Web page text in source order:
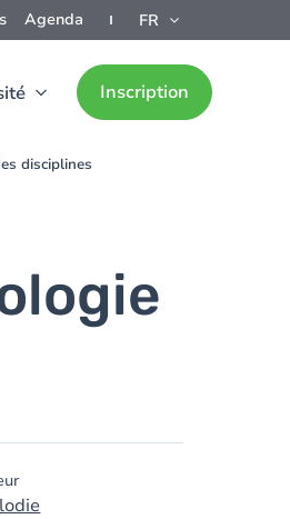
Agenda FR
Inscription
disciplines